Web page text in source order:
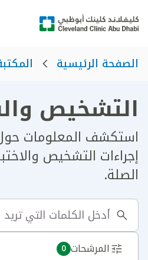
الصفحة الرئيسية
التشخيص
استكشف المعلومات
إجراءات التشخيص
الصلة.
المرشحات 0